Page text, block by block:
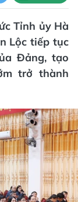
Tỉnh ủy Hà
Lộc tiếp tục
Đảng, tạo
trở thành